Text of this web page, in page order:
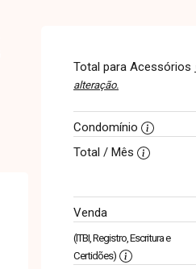
Total para Acessórios
alteração.
Condomínio
Total / Mês
Venda
(ITBI, Registro, Escritura e
Certidões)